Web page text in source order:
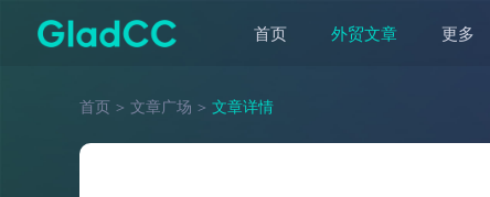
首页 外贸文章 更多
首页 ＞ 文章广场 ＞ 文章详情